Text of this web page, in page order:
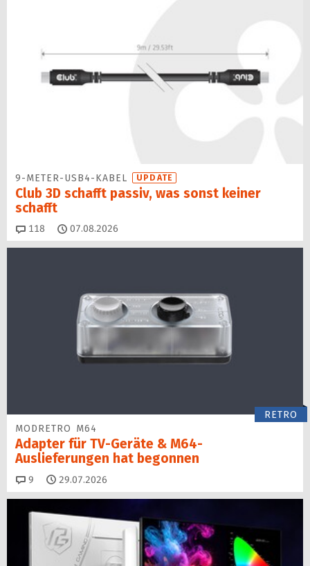
9-METER-USB4-KABEL UPDATE
Club 3D schafft passiv, was sonst keiner
schafft
118 Kommentare
07.08.2026
RETRO
MODRETRO M64
Adapter für TV-Geräte & M64-
Auslieferungen hat begon­nen
9 Kommentare
29.07.2026